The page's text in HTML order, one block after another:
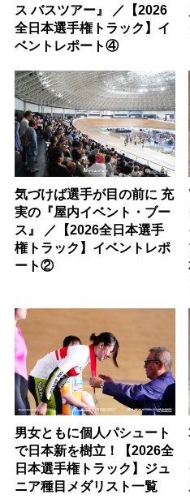
ス バスツアー』 ／【2026
全日本選手権トラック】イ
ベントレポート④
気づけば選手が目の前に 充
実の『屋内イベント・ブー
ス』 ／【2026全日本選手
権トラック】イベントレポ
ート②
男女ともに個人パシュート
で日本新を樹立！【2026全
日本選手権トラック】ジュ
ニア種目メダリスト一覧